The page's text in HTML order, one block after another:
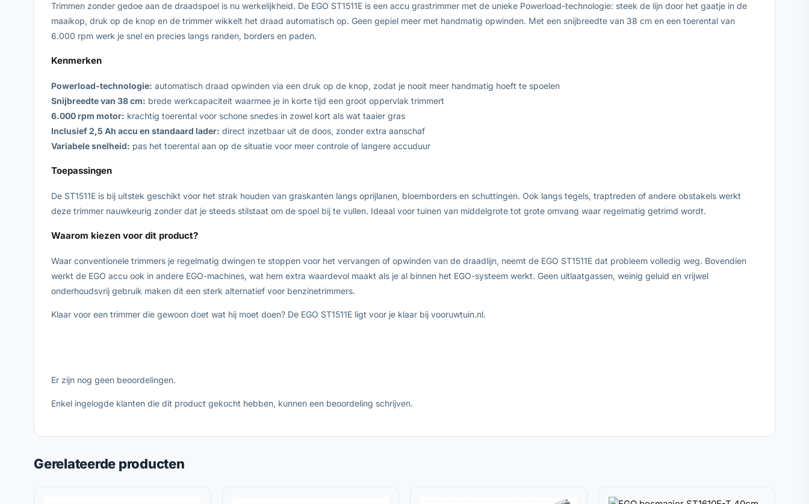
Trimmen zonder gedoe aan de draadspoel is nu werkelijkheid. De EGO ST1511E is een accu grastrimmer met de unieke Powerload-technologie: steek de lijn door het gaatje in de
maaikop, druk op de knop en de trimmer wikkelt het draad automatisch op. Geen gepiel meer met handmatig opwinden. Met een snijbreedte van 38 cm en een toerental van
6.000 rpm werk je snel en precies langs randen, borders en paden.
Kenmerken
Powerload-technologie: automatisch draad opwinden via een druk op de knop, zodat je nooit meer handmatig hoeft te spoelen
Snijbreedte van 38 cm: brede werkcapaciteit waarmee je in korte tijd een groot oppervlak trimmert
6.000 rpm motor: krachtig toerental voor schone snedes in zowel kort als wat taaier gras
Inclusief 2,5 Ah accu en standaard lader: direct inzetbaar uit de doos, zonder extra aanschaf
Variabele snelheid: pas het toerental aan op de situatie voor meer controle of langere accuduur
Toepassingen
De ST1511E is bij uitstek geschikt voor het strak houden van graskanten langs oprijlanen, bloemborders en schuttingen. Ook langs tegels, traptreden of andere obstakels werkt
deze trimmer nauwkeurig zonder dat je steeds stilstaat om de spoel bij te vullen. Ideaal voor tuinen van middelgrote tot grote omvang waar regelmatig getrimd wordt.
Waarom kiezen voor dit product?
Waar conventionele trimmers je regelmatig dwingen te stoppen voor het vervangen of opwinden van de draadlijn, neemt de EGO ST1511E dat probleem volledig weg. Bovendien
werkt de EGO accu ook in andere EGO-machines, wat hem extra waardevol maakt als je al binnen het EGO-systeem werkt. Geen uitlaatgassen, weinig geluid en vrijwel
onderhoudsvrij gebruik maken dit een sterk alternatief voor benzinetrimmers.
Klaar voor een trimmer die gewoon doet wat hij moet doen? De EGO ST1511E ligt voor je klaar bij vooruwtuin.nl.
Er zijn nog geen beoordelingen.
Enkel ingelogde klanten die dit product gekocht hebben, kunnen een beoordeling schrijven.
Gerelateerde producten